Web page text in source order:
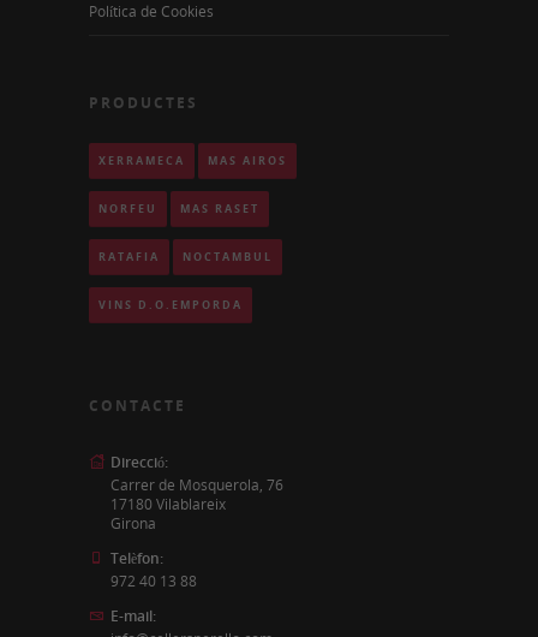
Política de Cookies
PRODUCTES
XERRAMECA MAS AIRÓS
NORFEU MAS RASET
RATAFIA NOCTÀMBUL
VINS D.O.EMPORDÀ
CONTACTE
Direcció:
Carrer de Mosquerola, 76
17180 Vilablareix
Girona
Telèfon:
972 40 13 88
E-mail: